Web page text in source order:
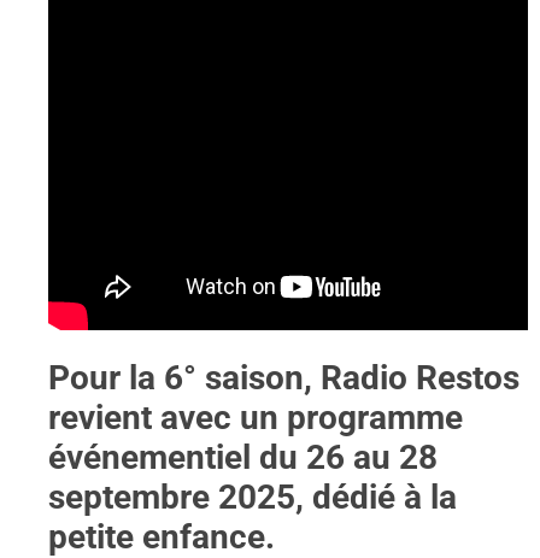
Pour la 6° saison, Radio Restos
revient avec un programme
événementiel du 26 au 28
septembre 2025, dédié à la
petite enfance.